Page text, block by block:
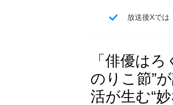
放送後Xでは
「俳優は
のりこ節”
活が生む“